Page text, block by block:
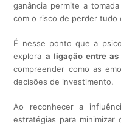
ganância permite a
com o risco de perder tudo
É nesse ponto que a
explora a ligação entre
compreender como as
decisões de investimento.
Ao reconhecer a
estratégias para